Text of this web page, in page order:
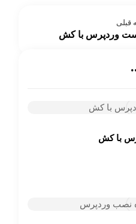
قبلی
وردپرس با کش
با کش